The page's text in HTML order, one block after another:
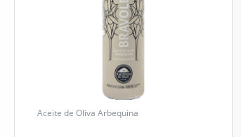
Aceite de Oliva Arbequina